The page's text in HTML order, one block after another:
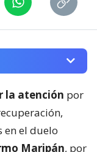
la atención por
en el duelo
Maripán, por